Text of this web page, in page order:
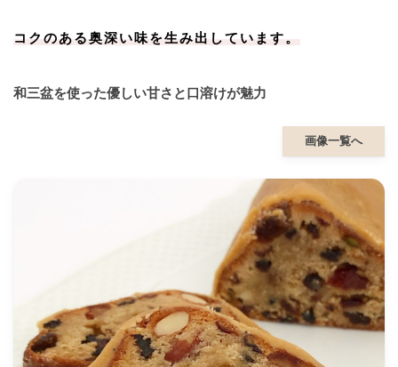
コクのある奥深い味を生み出しています。
和三盆を使った優しい甘さと口溶けが魅力
画像一覧へ